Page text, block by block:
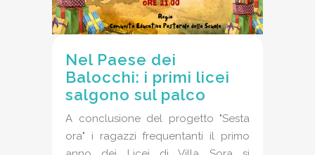
Nel Paese dei
Balocchi: i primi licei
salgono sul palco
A conclusione del progetto "Sesta
ora" i ragazzi frequentanti il primo